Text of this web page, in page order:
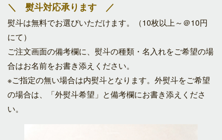
＼ 熨斗対応承ります ／
熨斗は無料でお選びいただけます。（10枚以上～＠10円
にて）
ご注文画面の備考欄に、熨斗の種類・名入れをご希望の場
合はお名前をお書き添えください。
※ご指定の無い場合は内熨斗となります。外熨斗をご希望
の場合は、「外熨斗希望」と備考欄にお書き添えくださ
い。